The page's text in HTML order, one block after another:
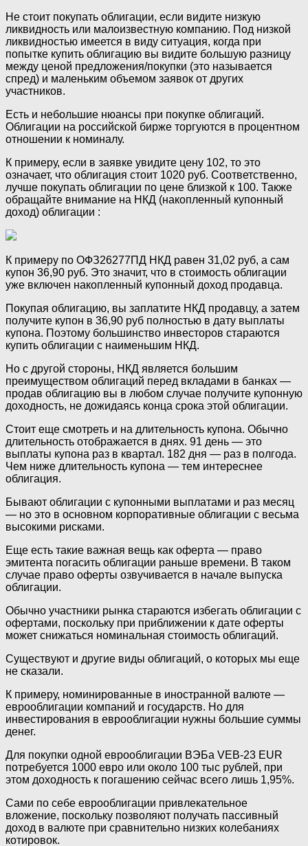
Не стоит покупать облигации, если видите низкую
ликвидность или малоизвестную компанию. Под низкой
ликвидностью имеется в виду ситуация, когда при
попытке купить облигацию вы видите большую разницу
между ценой предложения/покупки (это называется
спред) и маленьким объемом заявок от других
участников.
Есть и небольшие нюансы при покупке облигаций.
Облигации на российской бирже торгуются в процентном
отношении к номиналу.
К примеру, если в заявке увидите цену 102, то это
означает, что облигация стоит 1020 руб. Соответственно,
лучше покупать облигации по цене близкой к 100. Также
обращайте внимание на НКД (накопленный купонный
доход) облигации :
К примеру по ОФЗ26277ПД НКД равен 31,02 руб, а сам
купон 36,90 руб. Это значит, что в стоимость облигации
уже включен накопленный купонный доход продавца.
Покупая облигацию, вы заплатите НКД продавцу, а затем
получите купон в 36,90 руб полностью в дату выплаты
купона. Поэтому большинство инвесторов стараются
купить облигации с наименьшим НКД.
Но с другой стороны, НКД является большим
преимуществом облигаций перед вкладами в банках —‌
продав облигацию вы в любом случае получите купонную
доходность, не дожидаясь конца срока этой облигации.
Стоит еще смотреть и на длительность купона. Обычно
длительность отображается в днях. 91 день —‌ это
выплаты купона раз в квартал. 182 дня —‌ раз в полгода.
Чем ниже длительность купона —‌ тем интереснее
облигация.
Бывают облигации с купонными выплатами и раз месяц
—‌ но это в основном корпоративные облигации с весьма
высокими рисками.
Еще есть такие важная вещь как оферта —‌ право
эмитента погасить облигации раньше времени. В таком
случае право оферты озвучивается в начале выпуска
облигации.
Обычно участники рынка стараются избегать облигации с
офертами, поскольку при приближении к дате оферты
может снижаться номинальная стоимость облигаций.
Существуют и другие виды облигаций, о которых мы еще
не сказали.
К примеру, номинированные в иностранной валюте —‌
еврооблигации компаний и государств. Но для
инвестирования в еврооблигации нужны большие суммы
денег.
Для покупки одной еврооблигации ВЭБа VEB-23 EUR
потребуется 1000 евро или около 100 тыс рублей, при
этом доходность к погашению сейчас всего лишь 1,95%.
Сами по себе еврооблигации привлекательное
вложение, поскольку позволяют получать пассивный
доход в валюте при сравнительно низких колебаниях
котировок.